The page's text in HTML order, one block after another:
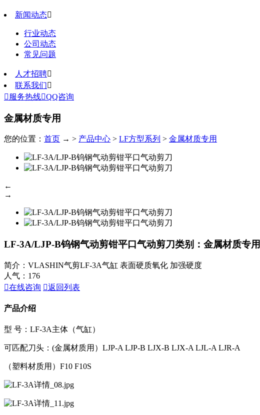
新闻动态
行业动态
公司动态
常见问题
人才招聘
联系我们
 服务热线QQ咨询
金属材质专用
您的位置： 首页 → > 产品中心 > LF方型系列 > 金属材质专用
←
→
LF-3A/LJP-B钨钢气动剪钳平口气动剪刀类别：金属材质专用
简介：VLASHIN气剪LF-3A气缸 表面硬质氧化 加强硬度
人气： 176
在线咨询 返回列表
产品介绍
型 号：LF-3A主体（气缸）
可匹配刀头：(金属材质用）LJP-A LJP-B LJX-B LJX-A LJL-A LJR-A
（塑料材质用）F10 F10S